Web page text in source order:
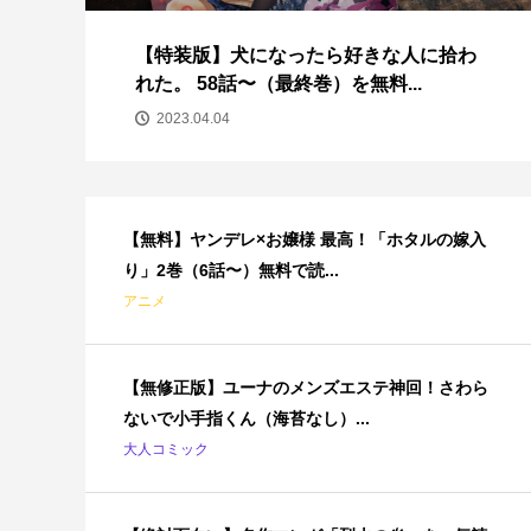
【特装版】犬になったら好きな人に拾わ
れた。 58話〜（最終巻）を無料...
2023.04.04
【無料】ヤンデレ×お嬢様 最高！「ホタルの嫁入
り」2巻（6話〜）無料で読...
アニメ
【無修正版】ユーナのメンズエステ神回！さわら
ないで小手指くん（海苔なし）...
大人コミック